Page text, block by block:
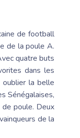
de football
de la poule A.
quatre buts
dans les
oublier la belle
Sénégalaises,
de poule. Deux
de la